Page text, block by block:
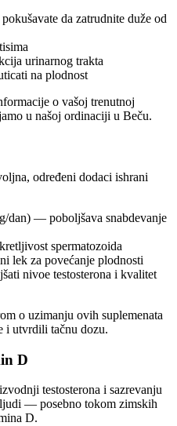
da zatrudnite duže od
urinarnog trakta
na plodnost
o vašoj trenutnoj
u našoj ordinaciji u Beču.
određeni dodaci ishrani
dan) — poboljšava snabdevanje
spermatozoida
lek za povećanje plodnosti
nivoe testosterona i kvalitet
o uzimanju ovih suplemenata
i utvrdili tačnu dozu.
D
testosterona i sazrevanju
— posebno tokom zimskih
D.